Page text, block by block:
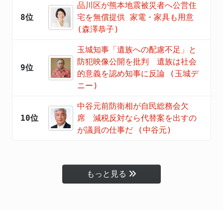
8位
品川区が熊本地震被災者へ公営住
宅を無償提供 家電・家具も用意
(森澤恭子)
9位
玉城知事「遺族への配慮不足」と
防犯映像公開を批判 遺族は社会
的意義を認め知事に反論 (玉城デ
ニー)
10位
中谷元前防衛相が自民総務会欠
席 減税反対なら代替案を出すの
が議員の仕事だ (中谷元)
もっと見る